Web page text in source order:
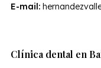
E-mail:
Clínica dental en